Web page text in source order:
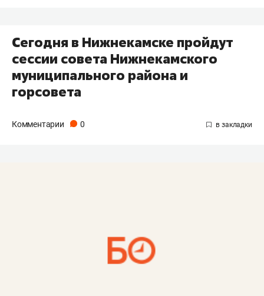
Сегодня в Нижнекамске пройдут
сессии совета Нижнекамского
муниципального района и
горсовета
Комментарии 0